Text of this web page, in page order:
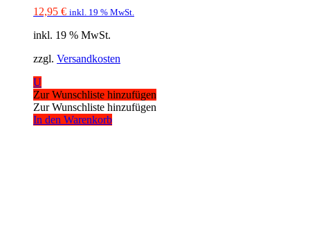
12,95 € inkl. 19 % MwSt.
inkl. 19 % MwSt.
zzgl. Versandkosten
U
Zur Wunschliste hinzufügen
Zur Wunschliste hinzufügen
In den Warenkorb